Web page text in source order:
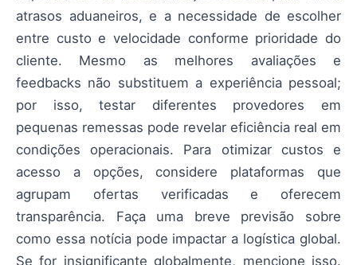
atrasos aduaneiros, e a necessidade de escolher
entre custo e velocidade conforme prioridade do
cliente. Mesmo as melhores avaliações e
feedbacks não substituem a experiência pessoal;
por isso, testar diferentes provedores em
pequenas remessas pode revelar eficiência real em
condições operacionais. Para otimizar custos e
acesso a opções, considere plataformas que
agrupam ofertas verificadas e oferecem
transparência. Faça uma breve previsão sobre
como essa notícia pode impactar a logística global.
Se for insignificante globalmente, mencione isso.